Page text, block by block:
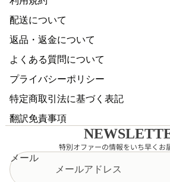
配送について
返品・返金について
よくある質問について
プライバシーポリシー
特定商取引法に基づく表記
翻訳免責事項
特別オファーの情報をいち早くお
メール